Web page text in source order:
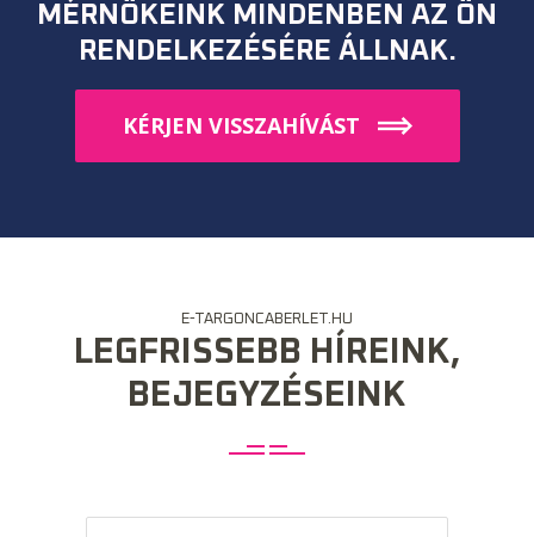
MÉRNÖKEINK MINDENBEN AZ ÖN
RENDELKEZÉSÉRE ÁLLNAK.
KÉRJEN VISSZAHÍVÁST
E-TARGONCABERLET.HU
LEGFRISSEBB HÍREINK,
BEJEGYZÉSEINK